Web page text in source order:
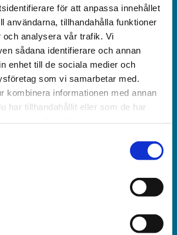
för att anpassa innehållet
användarna, tillhandahålla funktioner
och analysera vår trafik. Vi
sådana identifierare och annan
enhet till de sociala medier och
som vi samarbetar med.
kombinera informationen med annan
har tillhandahållit eller som de har
en rikstäckande
på kristen grund.
och chef­redaktör: